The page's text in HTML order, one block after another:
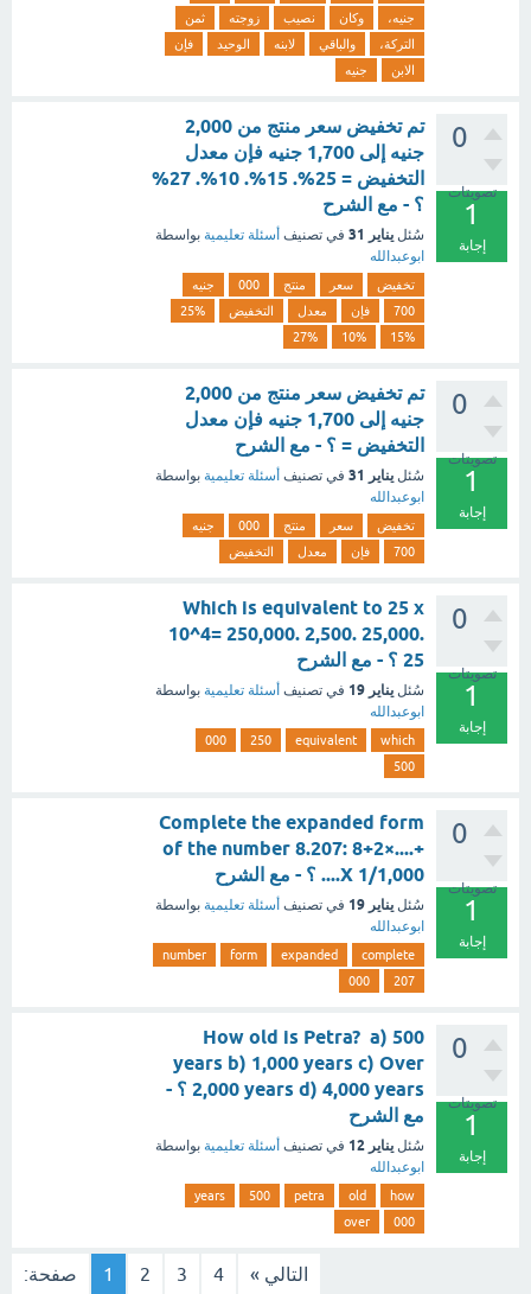
جنيه،
وكان نصيب زوجته
ثمن
التركة،
والباقي لابنه الوحيد
فإن
الابن
جنيه
0
تصويتات
1
إجابة
تم تخفيض سعر منتج من 2,000
جنيه إلى 1,700 جنيه فإن معدل
التخفيض = 25%. 15%. 10%. 27%
؟ - مع الشرح
سُئل يناير 31 في تصنيف أسئلة تعليمية بواسطة
ابوعبدالله
تخفيض سعر منتج 000
جنيه
700
فإن معدل التخفيض
25%
15%
10%
27%
0
تصويتات
1
إجابة
تم تخفيض سعر منتج من 2,000
جنيه إلى 1,700 جنيه فإن معدل
التخفيض = ؟ - مع الشرح
سُئل يناير 31 في تصنيف أسئلة تعليمية بواسطة
ابوعبدالله
تخفيض سعر منتج 000
جنيه
700
فإن معدل التخفيض
0
تصويتات
1
إجابة
Which is equivalent to 25 x
10^4= 250,000. 2,500. 25,000.
25 ؟ - مع الشرح
سُئل يناير 19 في تصنيف أسئلة تعليمية بواسطة
ابوعبدالله
which
equivalent
250
000
500
0
تصويتات
1
إجابة
Complete the expanded form
of the number 8.207: 8+2×....+
....X 1/1,000 ؟ - مع الشرح
سُئل يناير 19 في تصنيف أسئلة تعليمية بواسطة
ابوعبدالله
complete
expanded
form
number
207
000
0
تصويتات
1
إجابة
How old is Petra? a) 500
years b) 1,000 years c) Over
2,000 years d) 4,000 years ؟ -
مع الشرح
سُئل يناير 12 في تصنيف أسئلة تعليمية بواسطة
ابوعبدالله
how
old
petra
500
years
000
over
صفحة: 1 2 3 4 التالي »